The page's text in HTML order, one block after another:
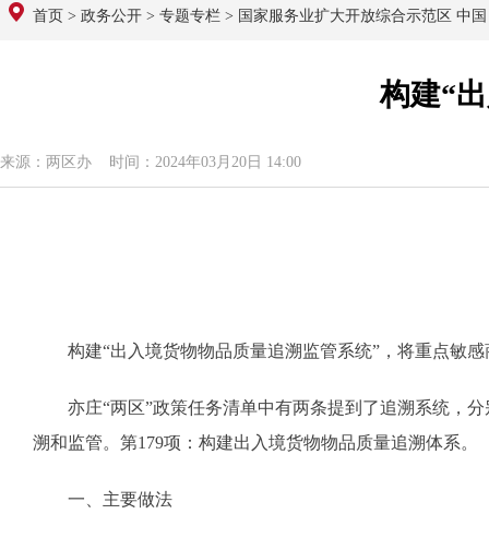
首页 > 政务公开 > 专题专栏 > 国家服务业扩大开放综合示范区 中
构建“
来源：两区办 时间：2024年03月20日 14:00
构建“出入境货物物品质量追溯监管系统”，将重点敏
亦庄“两区”政策任务清单中有两条提到了追溯系统，
溯和监管。第179项：构建出入境货物物品质量追溯体系。
一、主要做法